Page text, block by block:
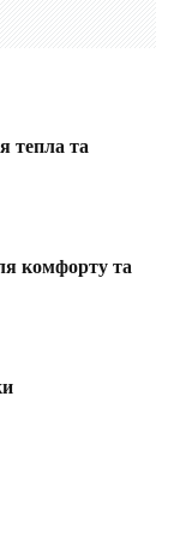
тепла та
комфорту та